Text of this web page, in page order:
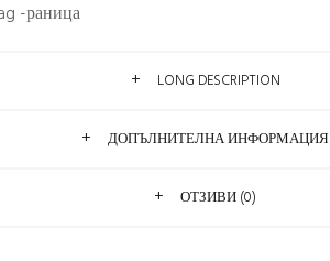
-раница
LONG DESCRIPTION
ДОПЪЛНИТЕЛНА ИНФОРМАЦИЯ
ОТЗИВИ (0)